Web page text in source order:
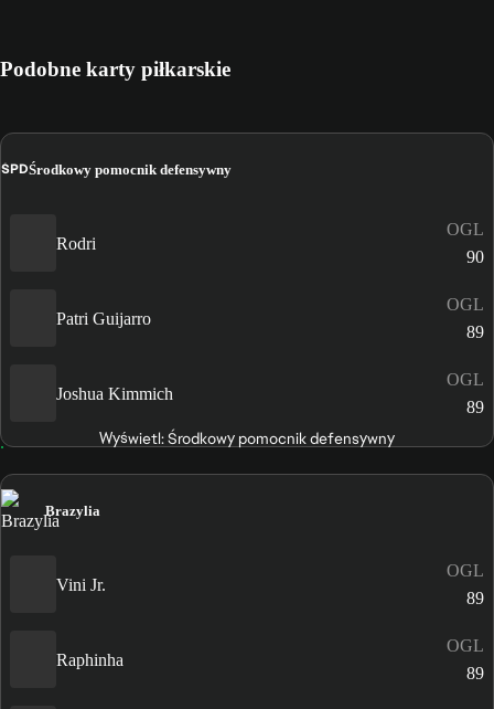
Podobne karty piłkarskie
ŚPDŚrodkowy pomocnik defensywny
Rodri
OGL
90
Patri Guijarro
OGL
89
Joshua Kimmich
OGL
89
Wyświetl: Środkowy pomocnik defensywny
Brazylia
Vini Jr.
OGL
89
Raphinha
OGL
89